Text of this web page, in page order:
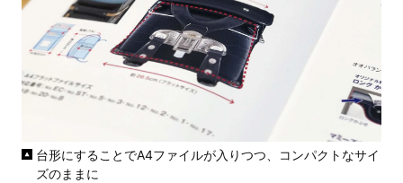
台形にすることでA4ファイルが入りつつ、コンパクトなサイ
ズのままに